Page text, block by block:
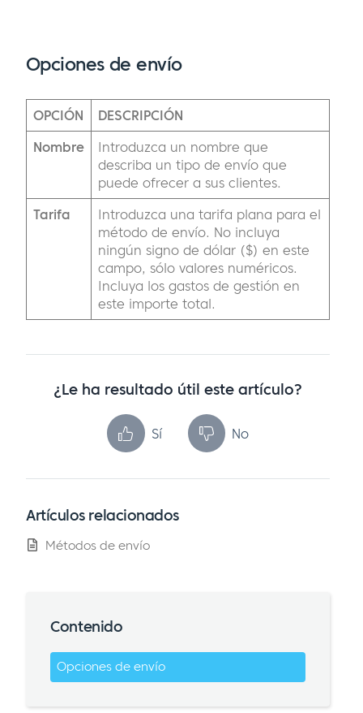
Opciones de envío
OPCIÓN
DESCRIPCIÓN
Nombre
Introduzca un nombre que
describa un tipo de envío que
puede ofrecer a sus clientes.
Tarifa
Introduzca una tarifa plana para el
método de envío. No incluya
ningún signo de dólar ($) en este
campo, sólo valores numéricos.
Incluya los gastos de gestión en
este importe total.
¿Le ha resultado útil este artículo?
Sí No
Artículos relacionados
Métodos de envío
Contenido
Opciones de envío